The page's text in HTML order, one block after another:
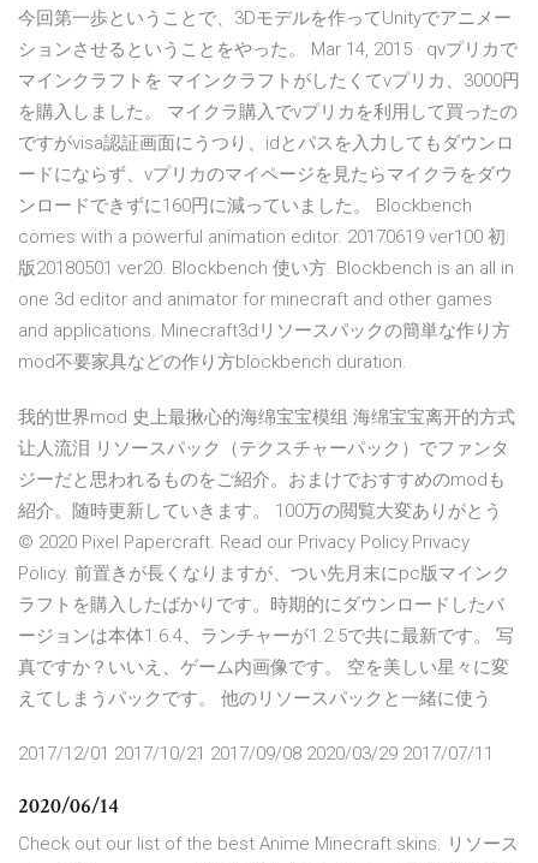
今回第一歩ということで、3Dモデルを作ってUnityでアニメー
ションさせるということをやった。 Mar 14, 2015 · qvプリカで
マインクラフトを マインクラフトがしたくてvプリカ、3000円
を購入しました。 マイクラ購入でvプリカを利用して買ったの
ですがvisa認証画面にうつり、idとパスを入力してもダウンロ
ードにならず、vプリカのマイページを見たらマイクラをダウ
ンロードできずに160円に減っていました。 Blockbench
comes with a powerful animation editor. 20170619 ver100 初
版20180501 ver20. Blockbench 使い方. Blockbench is an all in
one 3d editor and animator for minecraft and other games
and applications. Minecraft3dリソースパックの簡単な作り方
mod不要家具などの作り方blockbench duration.
我的世界mod 史上最揪心的海绵宝宝模组 海绵宝宝离开的方式
让人流泪 リソースパック（テクスチャーパック）でファンタ
ジーだと思われるものをご紹介。おまけでおすすめのmodも
紹介。随時更新していきます。 100万の閲覧大変ありがとう
© 2020 Pixel Papercraft. Read our Privacy Policy.Privacy
Policy. 前置きが長くなりますが、つい先月末にpc版マインク
ラフトを購入したばかりです。時期的にダウンロードしたバ
ージョンは本体1.6.4、ランチャーが1.2.5で共に最新です。 写
真ですか？いいえ、ゲーム内画像です。 空を美しい星々に変
えてしまうパックです。 他のリソースパックと一緒に使う
2017/12/01 2017/10/21 2017/09/08 2020/03/29 2017/07/11
2020/06/14
Check out our list of the best Anime Minecraft skins. リソース